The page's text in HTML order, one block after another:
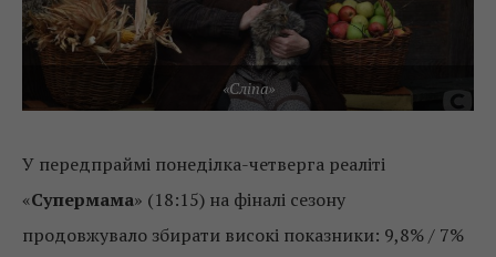
«Сліпа»
У передпраймі понеділка-четверга реаліті
«Супермама» (18:15) на фіналі сезону
продовжувало збирати високі показники: 9,8% / 7%